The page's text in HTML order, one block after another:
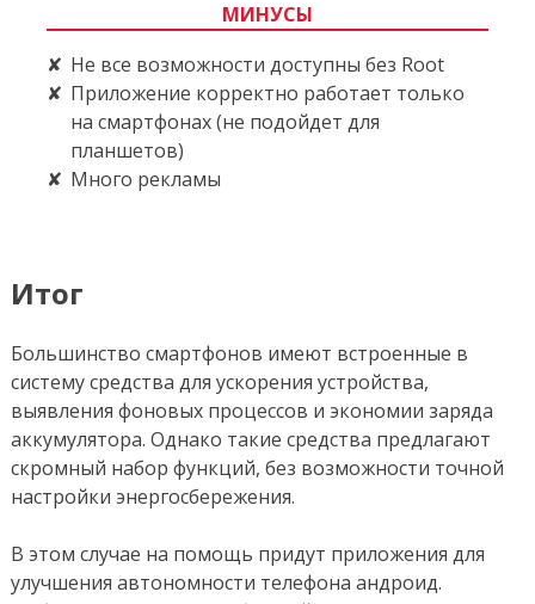
МИНУСЫ
Не все возможности доступны без Root
Приложение корректно работает только
на смартфонах (не подойдет для
планшетов)
Много рекламы
Итог
Большинство смартфонов имеют встроенные в
систему средства для ускорения устройства,
выявления фоновых процессов и экономии заряда
аккумулятора. Однако такие средства предлагают
скромный набор функций, без возможности точной
настройки энергосбережения.
В этом случае на помощь придут приложения для
улучшения автономности телефона андроид.